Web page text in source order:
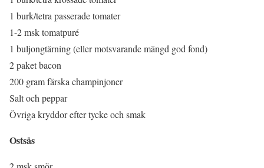
1 burk/tetra passerade tomater
1-2 msk tomatpuré
1 buljongtärning (eller motsvarande mängd god fond)
2 paket bacon
200 gram färska champinjoner
Salt och peppar
Övriga kryddor efter tycke och smak
Ostsås